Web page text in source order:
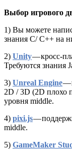
Выбор игрового
1) Вы можете
знания C/ C++ на
2) Unity— кросс-
Требуются знания
3) Unreal Engine—
2D / 3D (2D плохо
уровня middle.
4) pixi.js—
middle.
5) GameMaker